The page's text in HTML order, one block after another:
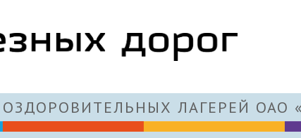
ЛАГЕРЕЙ ОАО